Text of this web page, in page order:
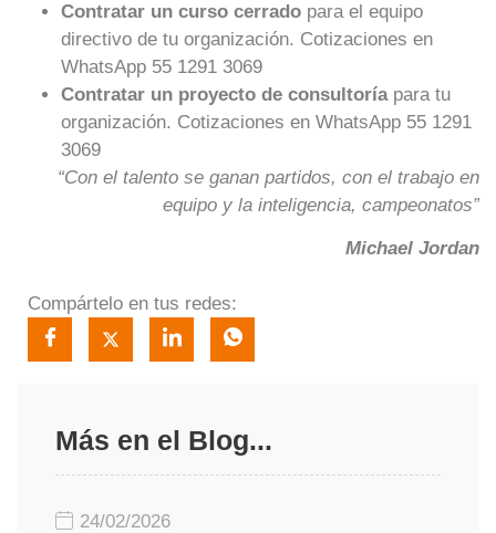
Contratar un curso cerrado para el equipo
directivo de tu organización. Cotizaciones en
WhatsApp 55 1291 3069
Contratar un proyecto de consultoríapara tu
organización. Cotizaciones en WhatsApp 55 1291
3069
“Con el talento se ganan partidos, con el trabajo en
equipo y la inteligencia, campeonatos”
Michael Jordan
Compártelo en tus redes:
Más en el Blog...
24/02/2026